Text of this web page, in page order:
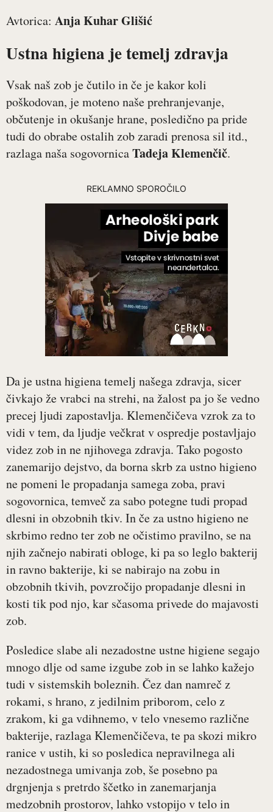
Avtorica: Anja Kuhar Glišić
Ustna higiena je temelj zdravja
Vsak naš zob je čutilo in če je kakor koli
poškodovan, je moteno naše prehranjevanje,
občutenje in okušanje hrane, posledično pa pride
tudi do obrabe ostalih zob zaradi prenosa sil itd.,
razlaga naša sogovornicaTadeja Klemenčič.
REKLAMNO SPOROČILO
Da je ustna higiena temelj našega zdravja, sicer
čivkajo že vrabci na strehi, na žalost pa jo še vedno
precej ljudi zapostavlja. Klemenčičeva vzrok za to
vidi v tem, da ljudje večkrat v ospredje postavljajo
videz zob in ne njihovega zdravja. Tako pogosto
zanemarijo dejstvo, da borna skrb za ustno higieno
ne pomeni le propadanja samega zoba, pravi
sogovornica, temveč za sabo potegne tudi propad
dlesni in obzobnih tkiv. In če za ustno higieno ne
skrbimo redno ter zob ne očistimo pravilno, se na
njih začnejo nabirati obloge, ki pa so leglo bakterij
in ravno bakterije, ki se nabirajo na zobu in
obzobnih tkivih, povzročijo propadanje dlesni in
kosti tik pod njo, kar sčasoma privede do majavosti
zob.
Posledice slabe ali nezadostne ustne higiene segajo
mnogo dlje od same izgube zob in se lahko kažejo
tudi v sistemskih boleznih. Čez dan namreč z
rokami, s hrano, z jedilnim priborom, celo z
zrakom, ki ga vdihnemo, v telo vnesemo različne
bakterije, razlaga Klemenčičeva, te pa skozi mikro
ranice v ustih, ki so posledica nepravilnega ali
nezadostnega umivanja zob, še posebno pa
drgnjenja s pretrdo ščetko in zanemarjanja
medzobnih prostorov, lahko vstopijo v telo in